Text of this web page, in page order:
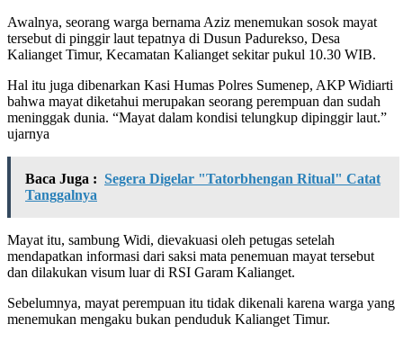
Awalnya, seorang warga bernama Aziz menemukan sosok mayat
tersebut di pinggir laut tepatnya di Dusun Padurekso, Desa
Kalianget Timur, Kecamatan Kalianget sekitar pukul 10.30 WIB.
Hal itu juga dibenarkan Kasi Humas Polres Sumenep, AKP Widiarti
bahwa mayat diketahui merupakan seorang perempuan dan sudah
meninggak dunia. “Mayat dalam kondisi telungkup dipinggir laut.”
ujarnya
Baca Juga : Segera Digelar "Tatorbhengan Ritual" Catat
Tanggalnya
Mayat itu, sambung Widi, dievakuasi oleh petugas setelah
mendapatkan informasi dari saksi mata penemuan mayat tersebut
dan dilakukan visum luar di RSI Garam Kalianget.
Sebelumnya, mayat perempuan itu tidak dikenali karena warga yang
menemukan mengaku bukan penduduk Kalianget Timur.